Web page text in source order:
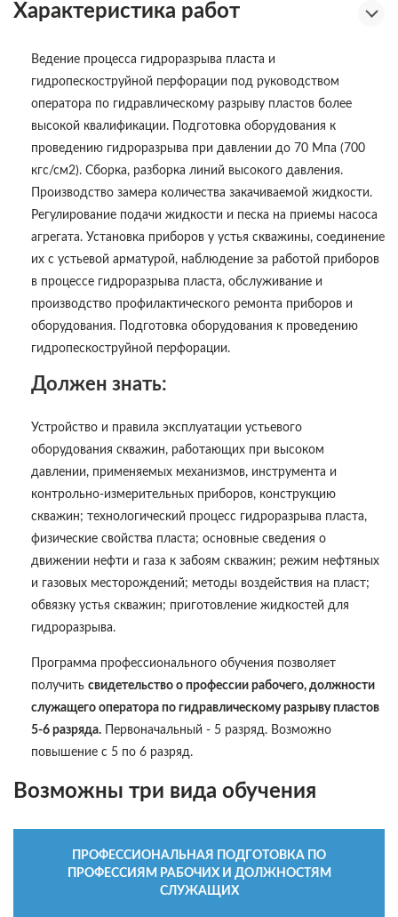
Характеристика работ
Ведение процесса гидроразрыва пласта и
гидропескоструйной перфорации под руководством
оператора по гидравлическому разрыву пластов более
высокой квалификации. Подготовка оборудования к
проведению гидроразрыва при давлении до 70 Мпа (700
кгс/см2). Сборка, разборка линий высокого давления.
Производство замера количества закачиваемой жидкости.
Регулирование подачи жидкости и песка на приемы насоса
агрегата. Установка приборов у устья скважины, соединение
их с устьевой арматурой, наблюдение за работой приборов
в процессе гидроразрыва пласта, обслуживание и
производство профилактического ремонта приборов и
оборудования. Подготовка оборудования к проведению
гидропескоструйной перфорации.
Должен знать:
Устройство и правила эксплуатации устьевого
оборудования скважин, работающих при высоком
давлении, применяемых механизмов, инструмента и
контрольно-измерительных приборов, конструкцию
скважин; технологический процесс гидроразрыва пласта,
физические свойства пласта; основные сведения о
движении нефти и газа к забоям скважин; режим нефтяных
и газовых месторождений; методы воздействия на пласт;
обвязку устья скважин; приготовление жидкостей для
гидроразрыва.
Программа профессионального обучения позволяет
получить свидетельство о профессии рабочего, должности
служащего оператора по гидравлическому разрыву пластов
5-6 разряда. Первоначальный - 5 разряд. Возможно
повышение с 5 по 6 разряд.
Возможны три вида обучения
ПРОФЕССИОНАЛЬНАЯ ПОДГОТОВКА ПО
ПРОФЕССИЯМ РАБОЧИХ И ДОЛЖНОСТЯМ
СЛУЖАЩИХ